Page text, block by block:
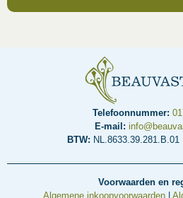
Telefoonnummer:
E-mail:
BTW: NL.8633.39.281.B.01
Voorwaarden en
Algemene inkoopvoorwaarden